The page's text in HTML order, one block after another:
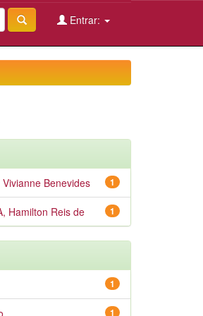
Entrar:
1
Vivianne Benevides
1
Hamilton Reis de
1
1